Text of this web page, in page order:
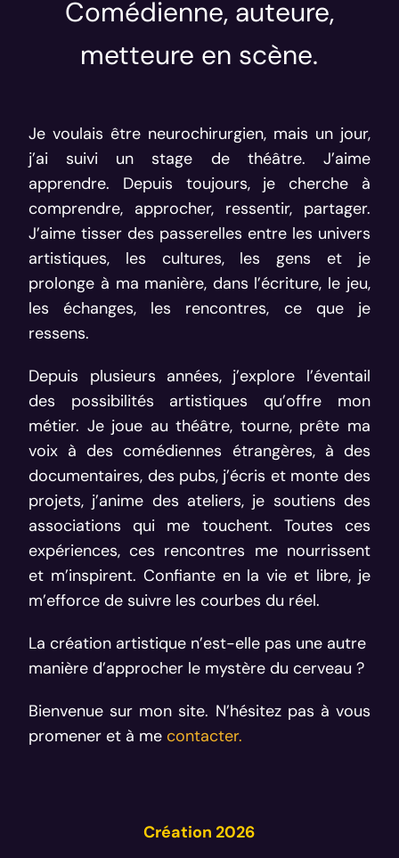
Comédienne, auteure,
metteure en scène.
Je voulais être neurochirurgien, mais un jour,
j’ai suivi un stage de théâtre. J’aime
apprendre. Depuis toujours, je cherche à
comprendre, approcher, ressentir, partager.
J’aime tisser des passerelles entre les univers
artistiques, les cultures, les gens et je
prolonge à ma manière, dans l’écriture, le jeu,
les échanges, les rencontres, ce que je
ressens.
Depuis plusieurs années, j’explore l’éventail
des possibilités artistiques qu’offre mon
métier. Je joue au théâtre, tourne, prête ma
voix à des comédiennes étrangères, à des
documentaires, des pubs, j’écris et monte des
projets, j’anime des ateliers, je soutiens des
associations qui me touchent. Toutes ces
expériences, ces rencontres me nourrissent
et m’inspirent. Confiante en la vie et libre, je
m’efforce de suivre les courbes du réel.
La création artistique n’est-elle pas une autre
manière d’approcher le mystère du cerveau ?
Bienvenue sur mon site. N’hésitez pas à vous
promener et à me contacter.
Création 2026